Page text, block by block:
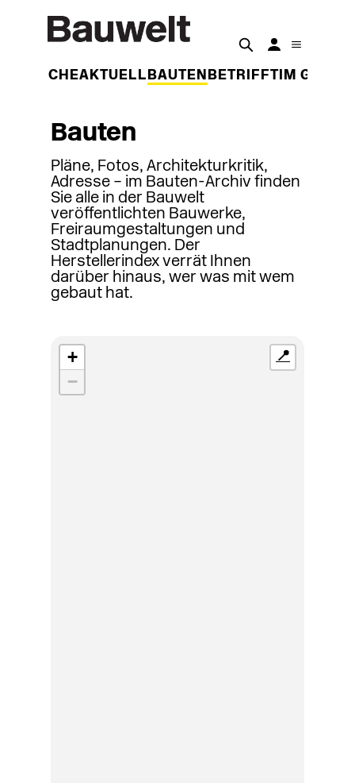
WOCHEAKTUELL BAUTEN BETRIFFT IM
Bauten
Pläne, Fotos, Architekturkritik,
Adresse – im Bauten-Archiv finden
Sie alle in der Bauwelt
veröffentlichten Bauwerke,
Freiraumgestaltungen und
Stadtplanungen. Der
Herstellerindex verrät Ihnen
darüber hinaus, wer was mit wem
gebaut hat.
+
−
📍